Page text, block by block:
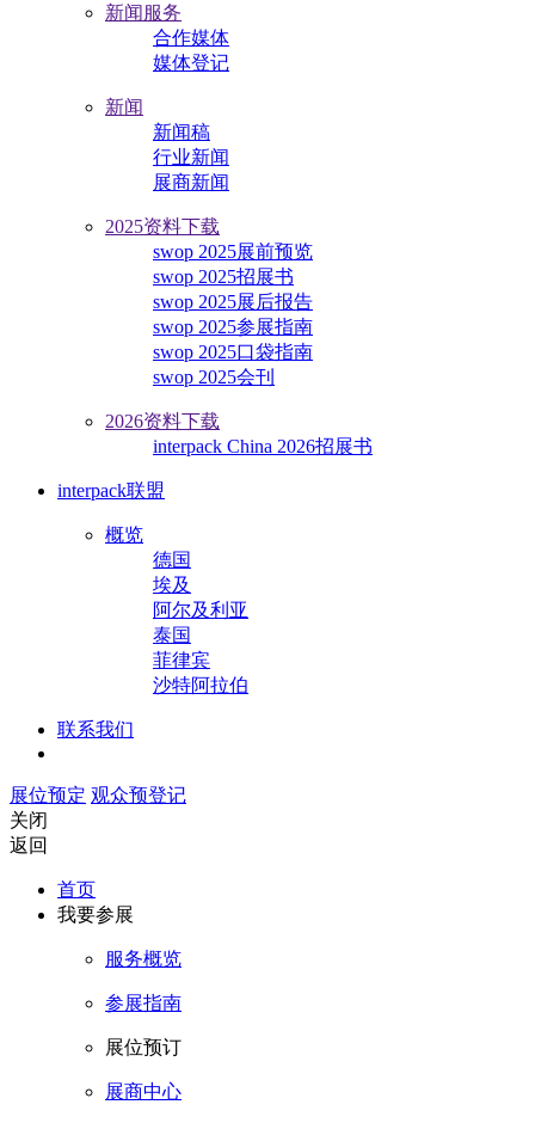
新闻服务
合作媒体
媒体登记
新闻
新闻稿
行业新闻
展商新闻
2025资料下载
swop 2025展前预览
swop 2025招展书
swop 2025展后报告
swop 2025参展指南
swop 2025口袋指南
swop 2025会刊
2026资料下载
interpack China 2026招展书
interpack联盟
概览
德国
埃及
阿尔及利亚
泰国
菲律宾
沙特阿拉伯
联系我们
展位预定 观众预登记
关闭
返回
首页
我要参展
服务概览
参展指南
展位预订
展商中心